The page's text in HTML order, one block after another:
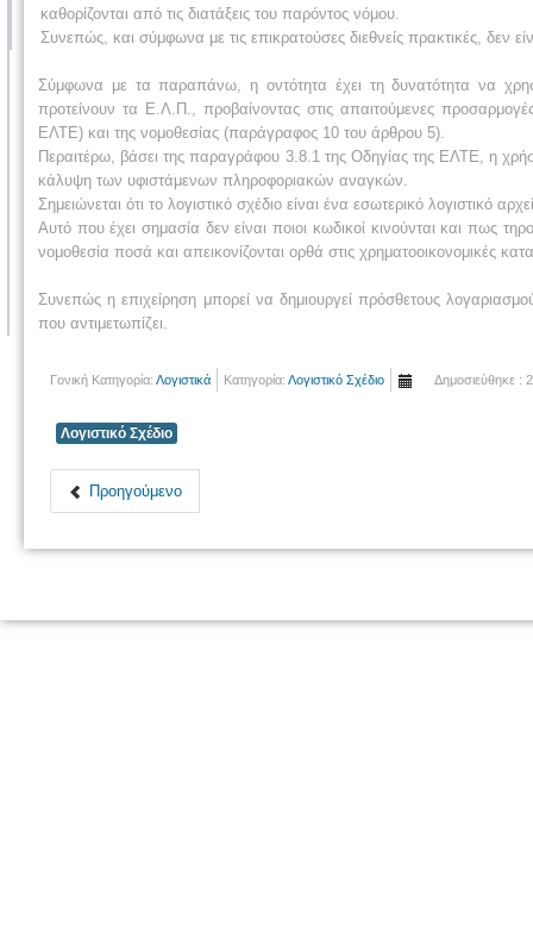
καθορίζονται από τις διατάξεις του παρόντος νόμου.
Συνεπώς, και σύμφωνα με τις επικρατούσες διεθνείς πρακτικές, δεν
Σύμφωνα με τα παραπάνω, η οντότητα έχει τη δυνατότητα να
προτείνουν τα Ε.Λ.Π., προβαίνοντας στις απαιτούμενες
ΕΛΤΕ) και της νομοθεσίας (παράγραφος 10 του άρθρου 5).
Περαιτέρω, βάσει της παραγράφου 3.8.1 της Οδηγίας της ΕΛΤΕ, η
κάλυψη των υφιστάμενων πληροφοριακών αναγκών.
Σημειώνεται ότι το λογιστικό σχέδιο είναι ένα εσωτερικό λογιστικό
Αυτό που έχει σημασία δεν είναι ποιοι κωδικοί κινούνται και πως
νομοθεσία ποσά και απεικονίζονται ορθά στις χρηματοοικονομικές
Συνεπώς η επιχείρηση μπορεί να δημιουργεί πρόσθετους
που αντιμετωπίζει.
Γονική Κατηγορία: Λογιστικά Κατηγορία: Λογιστικό Σχέδιο Δημοσιεύθηκε :
Λογιστικό Σχέδιο
Προηγούμενο